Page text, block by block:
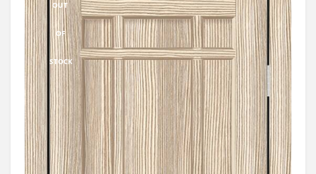
OUT
OF
STOCK